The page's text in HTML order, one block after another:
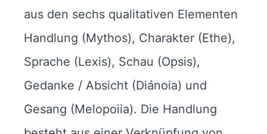
aus den sechs qualitativen Elementen
Handlung (Mythos), Charakter (Ethe),
Sprache (Lexis), Schau (Opsis),
Gedanke / Absicht (Diánoia) und
Gesang (Melopoiia). Die Handlung